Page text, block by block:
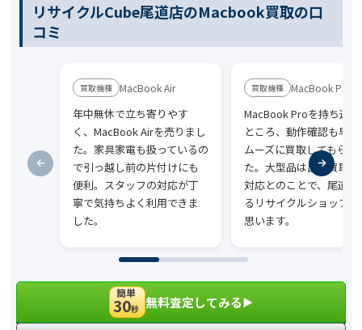
リサイクルCube尾道店のMacbook買取の口
コミ
MacBook Air
年中無休で立ち寄りやす
く、MacBook Airを売りまし
た。家具家電も扱っているの
で引っ越し前の片付けにも
便利。スタッフの対応が丁
寧で気持ちよく利用できま
した。
MacBook Pro
MacBook Proを持ち込
ところ、動作確認も早
ムーズに買取してもらえ
た。大型品は出張買取
対応とのことで、尾道で
るリサイクルショップ
思います。
簡単
30秒 無料査定してみる▶︎